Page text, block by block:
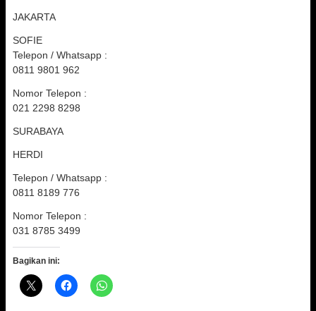
JAKARTA
SOFIE
Telepon / Whatsapp :
0811 9801 962
Nomor Telepon :
021 2298 8298
SURABAYA
HERDI
Telepon / Whatsapp :
0811 8189 776
Nomor Telepon :
031 8785 3499
Bagikan ini: